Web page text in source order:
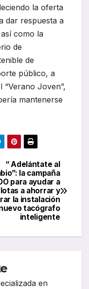
la oferta
dar respuesta a
como la
de
de
público, a
“Verano Joven”,
mantenerse
“ Adelántate al
la campaña
para ayudar a
a ahorrar y
la instalación
tacógrafo
inteligente
en